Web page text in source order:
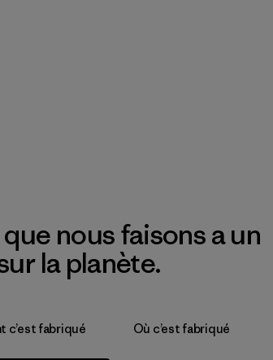
nous faisons a un
la planète.
c’est fabriqué Où c’est fabriqué